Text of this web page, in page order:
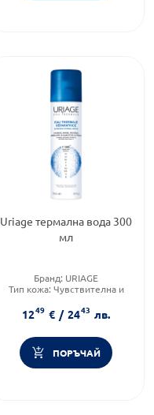
Uriage термална вода 300
мл
Бранд: URIAGE
Тип кожа: Чувствителна и
Тип козметика:
Дермокозметика
1249 € / 2443 лв.
ПОРЪЧАЙ